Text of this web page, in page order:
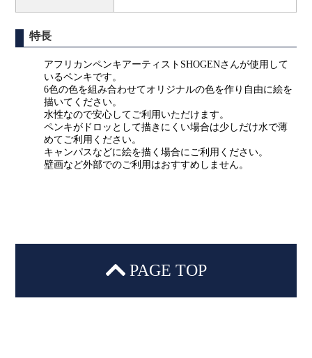
特長
アフリカンペンキアーティストSHOGENさんが使用して
いるペンキです。
6色の色を組み合わせてオリジナルの色を作り自由に絵を
描いてください。
水性なので安心してご利用いただけます。
ペンキがドロッとして描きにくい場合は少しだけ水で薄
めてご利用ください。
キャンパスなどに絵を描く場合にご利用ください。
壁画など外部でのご利用はおすすめしません。
PAGE TOP